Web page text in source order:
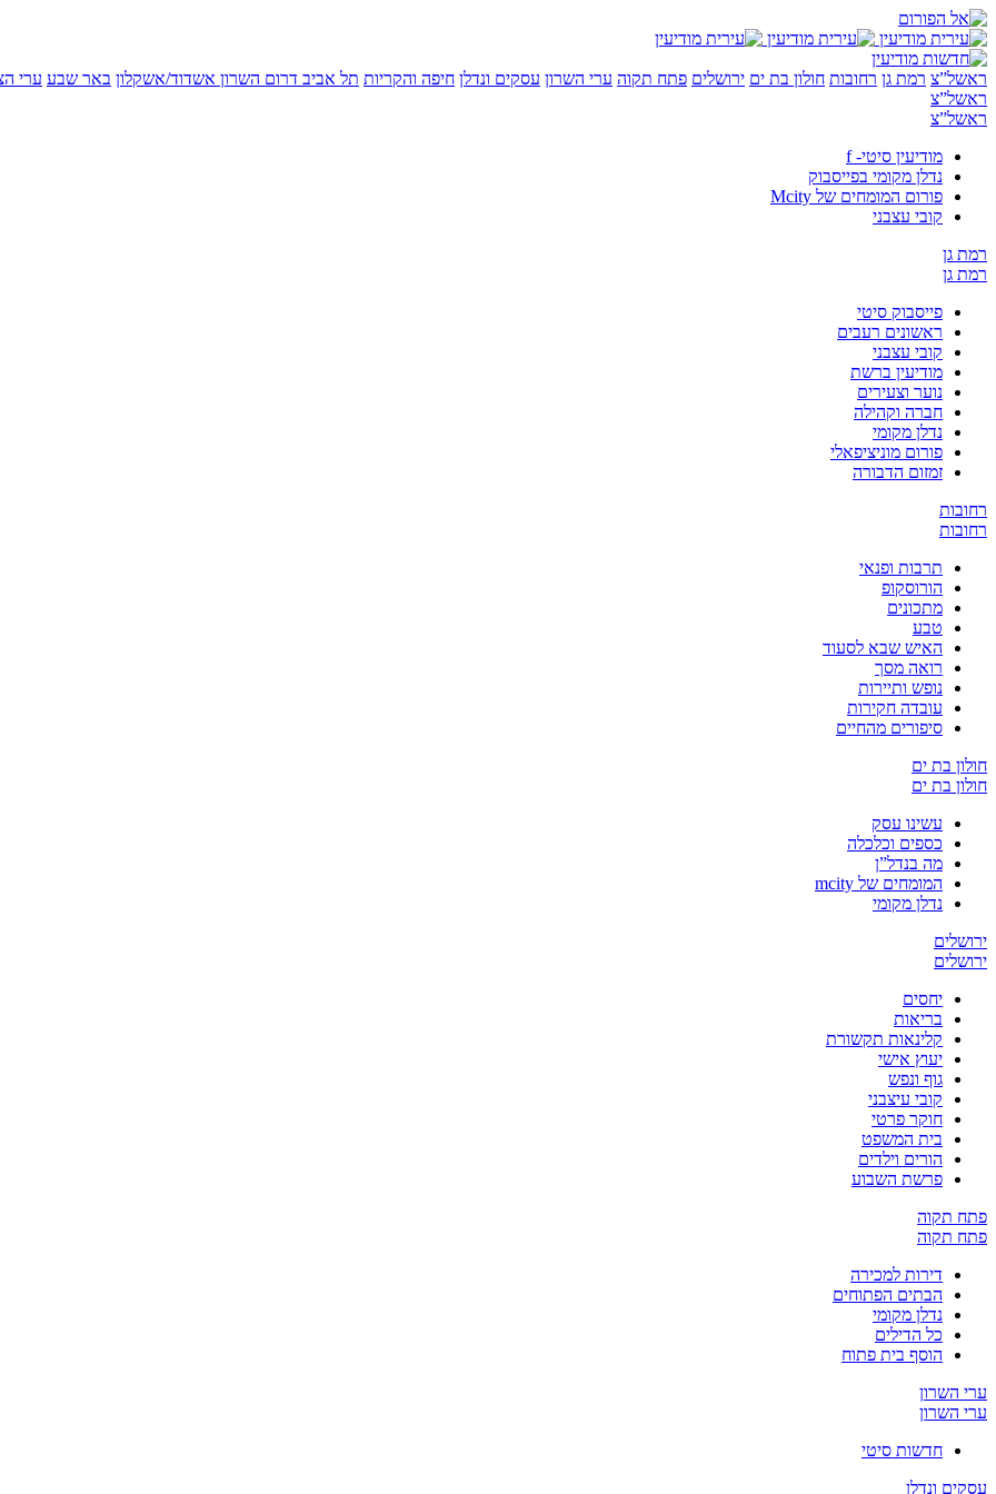
ראשל”צ רמת גן רחובות חולון בת ים ירושלים פתח תקוה ערי השרון עסקים ונדלן חיפה והקריות תל אביב דרום השרון אשדוד/אשקלון באר שבע ערי
ראשל”צ
ראשל”צ
מודיעין סיטי- f
נדלן מקומי בפייסבוק
פורום המומחים של Mcity
קובי עצבני
רמת גן
רמת גן
פייסבוק סיטי
ראשונים רעבים
קובי עצבני
מודיעין ברשת
נוער וצעירים
חברה וקהילה
נדלן מקומי
פורום מוניציפאלי
זמזום הדבורה
רחובות
רחובות
תרבות ופנאי
הורוסקופ
מתכונים
טבע
האיש שבא לסעוד
רואה מסך
נופש ותיירות
עובדה חקירות
סיפורים מהחיים
חולון בת ים
חולון בת ים
עשינו עסק
כספים וכלכלה
מה בנדל”ן
המומחים של mcity
נדלן מקומי
ירושלים
ירושלים
יחסים
בריאות
קלינאות תקשורת
יעוץ אישי
גוף ונפש
קובי עיצבני
חוקר פרטי
בית המשפט
הורים וילדים
פרשת השבוע
פתח תקוה
פתח תקוה
דירות למכירה
הבתים הפתוחים
נדלן מקומי
כל הדילים
הוסף בית פתוח
ערי השרון
ערי השרון
חדשות סיטי
עסקים ונדלן